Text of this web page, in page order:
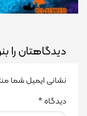
دیدگاهتان را
نشانی ایمیل شما
دیدگاه*